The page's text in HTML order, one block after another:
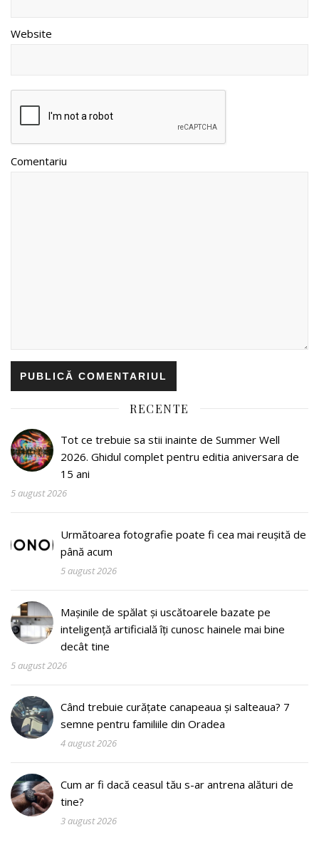
Website
Comentariu
RECENTE
Tot ce trebuie sa stii inainte de Summer Well
2026. Ghidul complet pentru editia aniversara de
15 ani
5 august 2026
Următoarea fotografie poate fi cea mai reușită de
până acum
5 august 2026
Mașinile de spălat și uscătoarele bazate pe
inteligență artificială îți cunosc hainele mai bine
decât tine
5 august 2026
Când trebuie curățate canapeaua și salteaua? 7
semne pentru familiile din Oradea
4 august 2026
Cum ar fi dacă ceasul tău s-ar antrena alături de
tine?
3 august 2026